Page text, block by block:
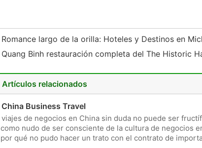
Romance largo de la orilla: Hoteles y Destinos en
Quang Binh restauración completa del The Historic
Artículos relacionados
China Business Travel
viajes de negocios en China sin duda no puede ser
como nudo de ser consciente de la cultura de negocios
por qué no pudo hacer un trato con el contrato de